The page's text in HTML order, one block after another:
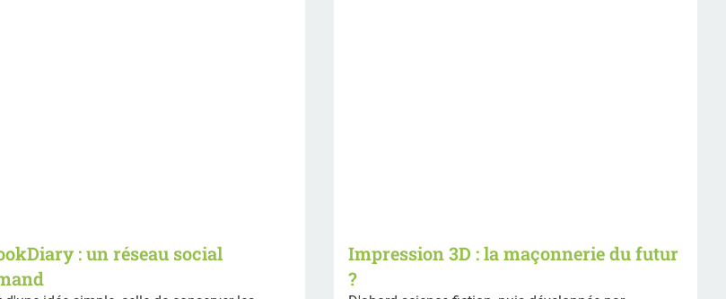
: un réseau social
Impression 3D : la maçonnerie du futur
?